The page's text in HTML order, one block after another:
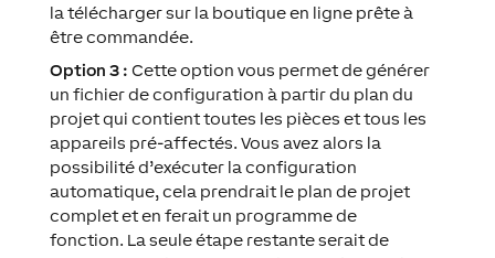
la télécharger sur la boutique en ligne prête à
être commandée.
Option 3 : Cette option vous permet de générer
un fichier de configuration à partir du plan du
projet qui contient toutes les pièces et tous les
appareils pré-affectés. Vous avez alors la
possibilité d’exécuter la configuration
automatique, cela prendrait le plan de projet
complet et en ferait un programme de
fonction. La seule étape restante serait de